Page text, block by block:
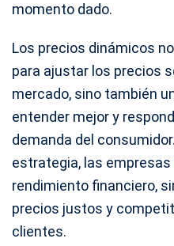
momento dado.
Los precios dinámicos
para ajustar los precios
mercado, sino también
entender mejor y
demanda del
estrategia, las
rendimiento financiero,
precios justos y
clientes.